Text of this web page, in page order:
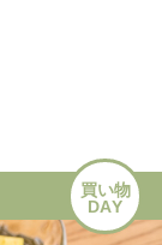
買い物
DAY